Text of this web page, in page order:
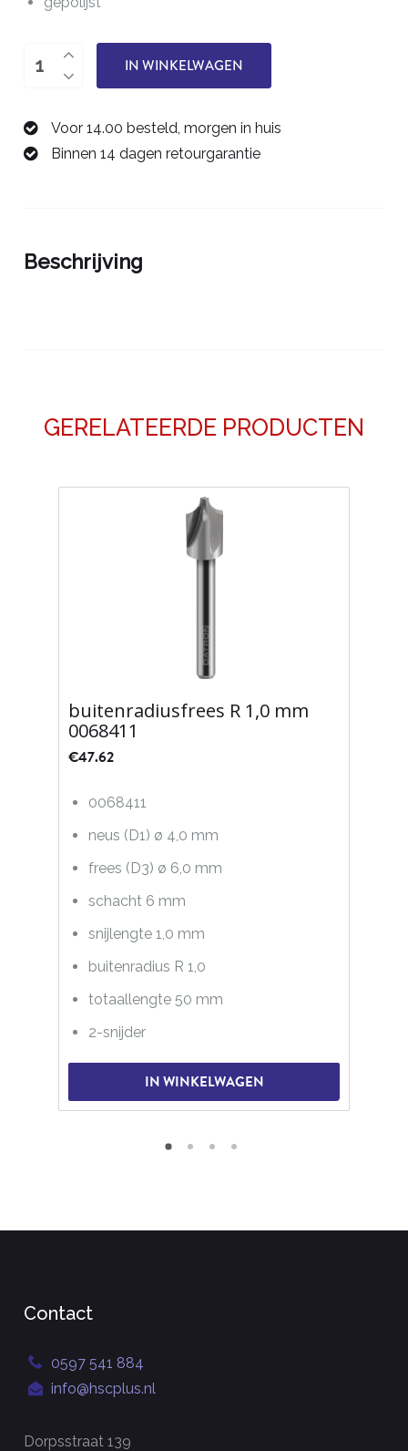
buitenradiusfrees
mm
00685730
IN WINKELWAGEN
Voor 14.00 besteld, morgen in huis
Binnen 14 dagen retourgarantie
Beschrijving
GERELATEERDE PRODUCTEN
buitenradiusfrees R 1,0 mm
0068411
€47.62
0068411
neus (D1) ø 4,0 mm
frees (D3) ø 6,0 mm
schacht 6 mm
snijlengte 1,0 mm
buitenradius R 1,0
totaallengte 50 mm
2-snijder
IN WINKELWAGEN
Contact
0597 541 884
info@hscplus.nl
Dorpsstraat 139